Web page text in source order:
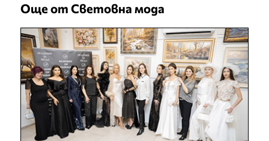
Още от Световна мода